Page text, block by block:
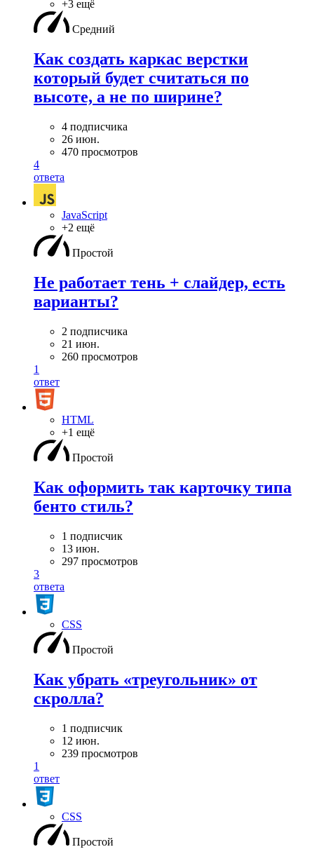
+3 ещё
Средний
Как создать каркас верстки
который будет считаться по
высоте, а не по ширине?
4 подписчика
26 июн.
470 просмотров
4
ответа
JavaScript
+2 ещё
Простой
Не работает тень + слайдер, есть
варианты?
2 подписчика
21 июн.
260 просмотров
1
ответ
HTML
+1 ещё
Простой
Как оформить так карточку типа
бенто стиль?
1 подписчик
13 июн.
297 просмотров
3
ответа
CSS
Простой
Как убрать «треугольник» от
скролла?
1 подписчик
12 июн.
239 просмотров
1
ответ
CSS
Простой